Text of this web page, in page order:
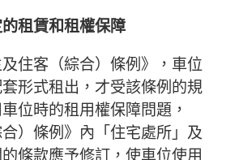
租賃和租權保障
住客（綜合）條例》，車位
形式租出，才受該條例的規
位時的租用權保障問題，
合）條例》內「住宅處所」及
的條款應予修訂，使車位使用